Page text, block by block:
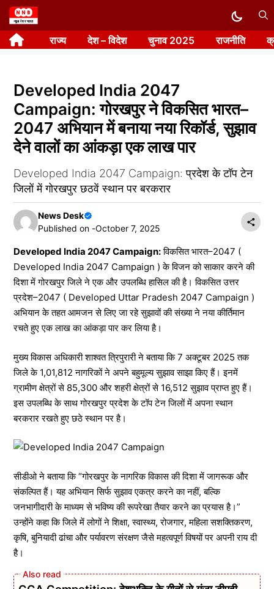
Skip
to
content राज्य देश – विदेश चुनाव 2025 राजनीति
Developed India 2047
Campaign: गोरखपुर ने विकसित भारत–
2047 अभियान में बनाया नया रिकॉर्ड, सुझाव
देने वालों का आंकड़ा एक लाख पार
Developed India 2047 Campaign: प्रदेश के टॉप टेन
जिलों में गोरखपुर छठवें स्थान पर बरकरार
News Desk
Published on -October 7, 2025
Developed India 2047 Campaign:विकसित भारत–2047 (
Developed India 2047 Campaign ) के विजन को साकार करने की
दिशा में गोरखपुर जिले ने एक और उपलब्धि हासिल की है। विकसित उत्तर
प्रदेश–2047 ( Developed Uttar Pradesh 2047 Campaign )
अभियान के तहत आमजन से लिए जा रहे सुझावों की संख्या ने नया कीर्तिमान
रचते हुए एक लाख का आंकड़ा पार कर लिया है।
मुख्य विकास अधिकारी शाश्वत त्रिपुरारी ने बताया कि 7 अक्टूबर 2025 तक
जिले के 1,01,812 नागरिकों ने अपने बहुमूल्य सुझाव साझा किए हैं। इनमें
ग्रामीण क्षेत्रों से 85,300 और शहरी क्षेत्रों से 16,512 सुझाव प्राप्त हुए हैं।
इस उपलब्धि के साथ गोरखपुर प्रदेश के टॉप टेन जिलों में अपना स्थान
बरकरार रखते हुए छठे स्थान पर है।
सीडीओ ने बताया कि “गोरखपुर के नागरिक विकास की दिशा में जागरूक और
संकल्पित हैं। यह अभियान सिर्फ सुझाव एकत्र करने का नहीं, बल्कि
जनभागीदारी के माध्यम से भविष्य की रूपरेखा तैयार करने का प्रयास है।”
उन्होंने कहा कि जिले में लोगों ने शिक्षा, स्वास्थ्य, रोजगार, महिला सशक्तिकरण,
कृषि, बुनियादी ढांचा और पर्यावरण संरक्षण जैसे महत्वपूर्ण विषयों पर अपनी राय दी
है।